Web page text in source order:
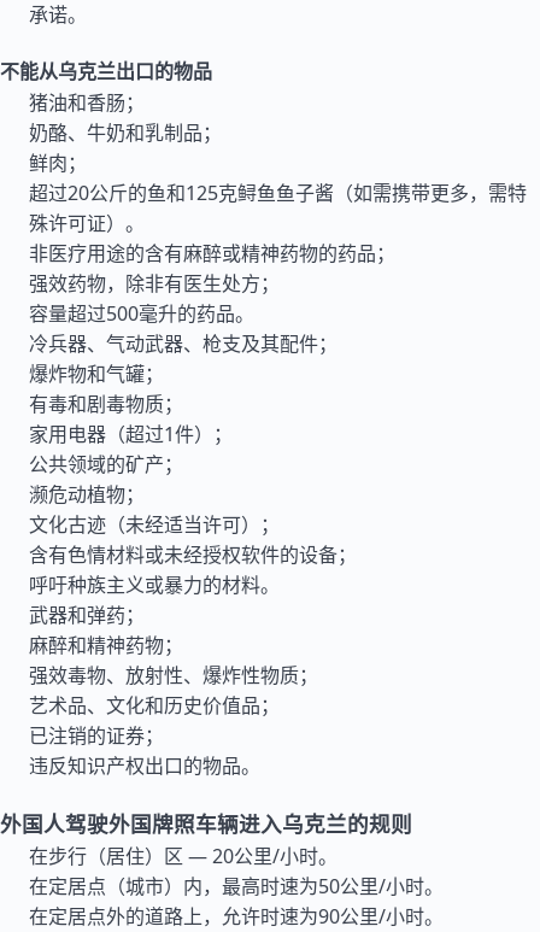
承诺。
不能从乌克兰出口的物品
猪油和香肠；
奶酪、牛奶和乳制品；
鲜肉；
超过20公斤的鱼和125克鲟鱼鱼子酱（如需携带更多，需特
殊许可证）。
非医疗用途的含有麻醉或精神药物的药品；
强效药物，除非有医生处方；
容量超过500毫升的药品。
冷兵器、气动武器、枪支及其配件；
爆炸物和气罐；
有毒和剧毒物质；
家用电器（超过1件）；
公共领域的矿产；
濒危动植物；
文化古迹（未经适当许可）；
含有色情材料或未经授权软件的设备；
呼吁种族主义或暴力的材料。
武器和弹药；
麻醉和精神药物；
强效毒物、放射性、爆炸性物质；
艺术品、文化和历史价值品；
已注销的证券；
违反知识产权出口的物品。
外国人驾驶外国牌照车辆进入乌克兰的规则
在步行（居住）区 — 20公里/小时。
在定居点（城市）内，最高时速为50公里/小时。
在定居点外的道路上，允许时速为90公里/小时。